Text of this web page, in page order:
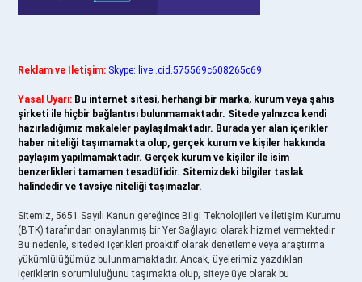
Reklam ve İletişim: Skype: live:.cid.575569c608265c69
Yasal Uyarı: Bu internet sitesi, herhangi bir marka, kurum veya şahıs
şirketi ile hiçbir bağlantısı bulunmamaktadır. Sitede yalnızca kendi
hazırladığımız makaleler paylaşılmaktadır. Burada yer alan içerikler
haber niteliği taşımamakta olup, gerçek kurum ve kişiler hakkında
paylaşım yapılmamaktadır. Gerçek kurum ve kişiler ile isim
benzerlikleri tamamen tesadüfidir. Sitemizdeki bilgiler taslak
halindedir ve tavsiye niteliği taşımazlar.
Sitemiz, 5651 Sayılı Kanun gereğince Bilgi Teknolojileri ve İletişim Kurumu
(BTK) tarafından onaylanmış bir Yer Sağlayıcı olarak hizmet vermektedir.
Bu nedenle, sitedeki içerikleri proaktif olarak denetleme veya araştırma
yükümlülüğümüz bulunmamaktadır. Ancak, üyelerimiz yazdıkları
içeriklerin sorumluluğunu taşımakta olup, siteye üye olarak bu